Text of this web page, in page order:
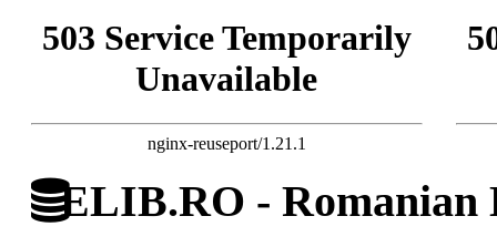
503 Service Temporarily
Unavailable
nginx-reuseport/1.21.1
ELIB.RO -